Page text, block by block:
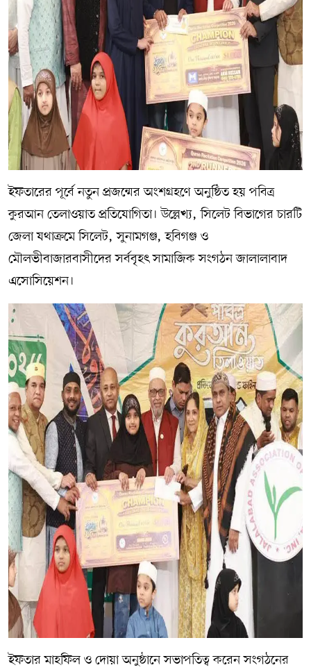
ইফতারের পূর্বে নতুন প্রজন্মের অংশগ্রহণে অনুষ্ঠিত হয় পবিত্র
কুরআন তেলাওয়াত প্রতিযোগিতা। উল্লেখ্য, সিলেট বিভাগের চারটি
জেলা যথাক্রমে সিলেট, সুনামগঞ্জ, হবিগঞ্জ ও
মৌলভীবাজারবাসীদের সর্ববৃহৎ সামাজিক সংগঠন জালালাবাদ
এসোসিয়েশন।
ইফতার মাহফিল ও দোয়া অনুষ্ঠানে সভাপতিত্ব করেন সংগঠনের